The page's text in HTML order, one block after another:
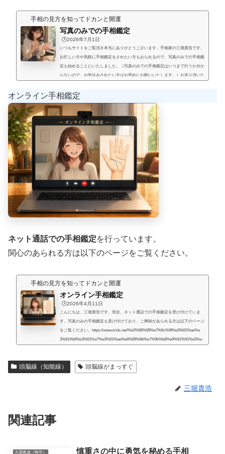
手相の見方を知ってドカンと開運
写真のみでの手相鑑定
🕒️2026年7月1日
いつもサイトをご覧頂き本当にありがとうございます。手相家の三堀貴浩です。
お忙しい方や気軽に手相鑑定をされたい方もおられるので、写真のみでの手相鑑
定も始めることにいたしました。（写真のみでの手相鑑定はいつまで行うか分か
らないので、お申込みされたい方はお早めにお願いいたします。）お送り頂いた
真のみでの手相鑑定では決まった料金と言うものは無く、お好きな金額を鑑定後
にお支払い頂く形にします。（このページの下部に、振込先が記載され...
オンライン手相鑑定
ネット通話での手相鑑定を行っています。
関心のあられる方は以下のページをご覧ください。
手相の見方を知ってドカンと開運
オンライン手相鑑定
🕒️2026年4月11日
こんにちは、三堀貴浩です。現在、ネット通話での手相鑑定を受け付けていま
す。写真のみの手相鑑定も受け付けており、ご興味があられる方は以下のページ
をご覧ください。https://oneworlds.net/%e5%86%99%e7%9c%9f%e3%81%ae%e
3%81%bf%e3%81%a7%e3%81%ae%e6%89%8b%e7%9b%b8%e9%91%91%e5%a
識や人生を取り巻く法則を教えてもらったときに、人生で起こることには、想像
頭脳線（知能線） 頭脳線がまっすぐ
三堀貴浩
関連記事
大器晩成（晩年） 慎重さの中に勇気を秘める手相